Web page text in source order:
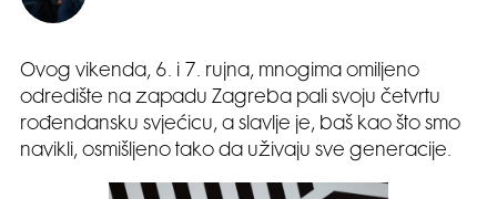
Ovog vikenda, 6. i 7. rujna, mnogima omiljeno
odredište na zapadu Zagreba pali svoju četvrtu
rođendansku svjećicu, a slavlje je, baš kao što smo
navikli, osmišljeno tako da uživaju sve generacije.